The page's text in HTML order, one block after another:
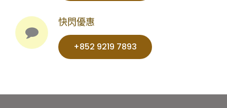
快閃優惠
+852 9219 7893‬‬‬‬‬